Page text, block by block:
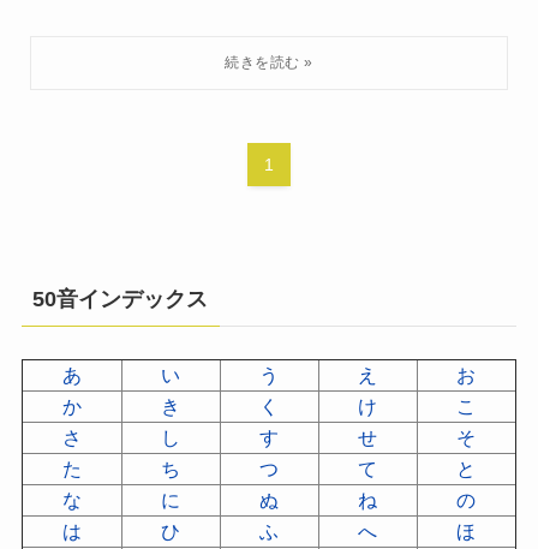
1
50音インデックス
あ い う え
お
か
き く け
こ
さ
し す せ
そ
た
ち つ て
と
な
に ぬ ね
の
は
ひ ふ へ
ほ